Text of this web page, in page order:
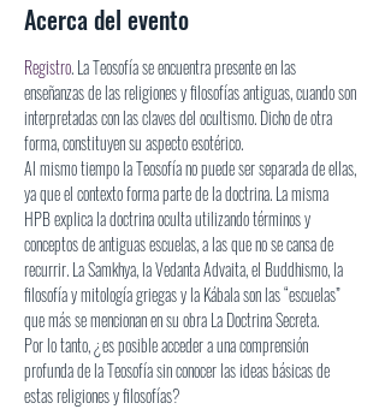
Acerca del evento
Registro. La Teosofía se encuentra presente en las
enseñanzas de las religiones y filosofías antiguas, cuando son
interpretadas con las claves del ocultismo. Dicho de otra
forma, constituyen su aspecto esotérico.
Al mismo tiempo la Teosofía no puede ser separada de ellas,
ya que el contexto forma parte de la doctrina. La misma
HPB explica la doctrina oculta utilizando términos y
conceptos de antiguas escuelas, a las que no se cansa de
recurrir. La Samkhya, la Vedanta Advaita, el Buddhismo, la
filosofía y mitología griegas y la Kábala son las “escuelas”
que más se mencionan en su obra La Doctrina Secreta.
Por lo tanto, ¿es posible acceder a una comprensión
profunda de la Teosofía sin conocer las ideas básicas de
estas religiones y filosofías?